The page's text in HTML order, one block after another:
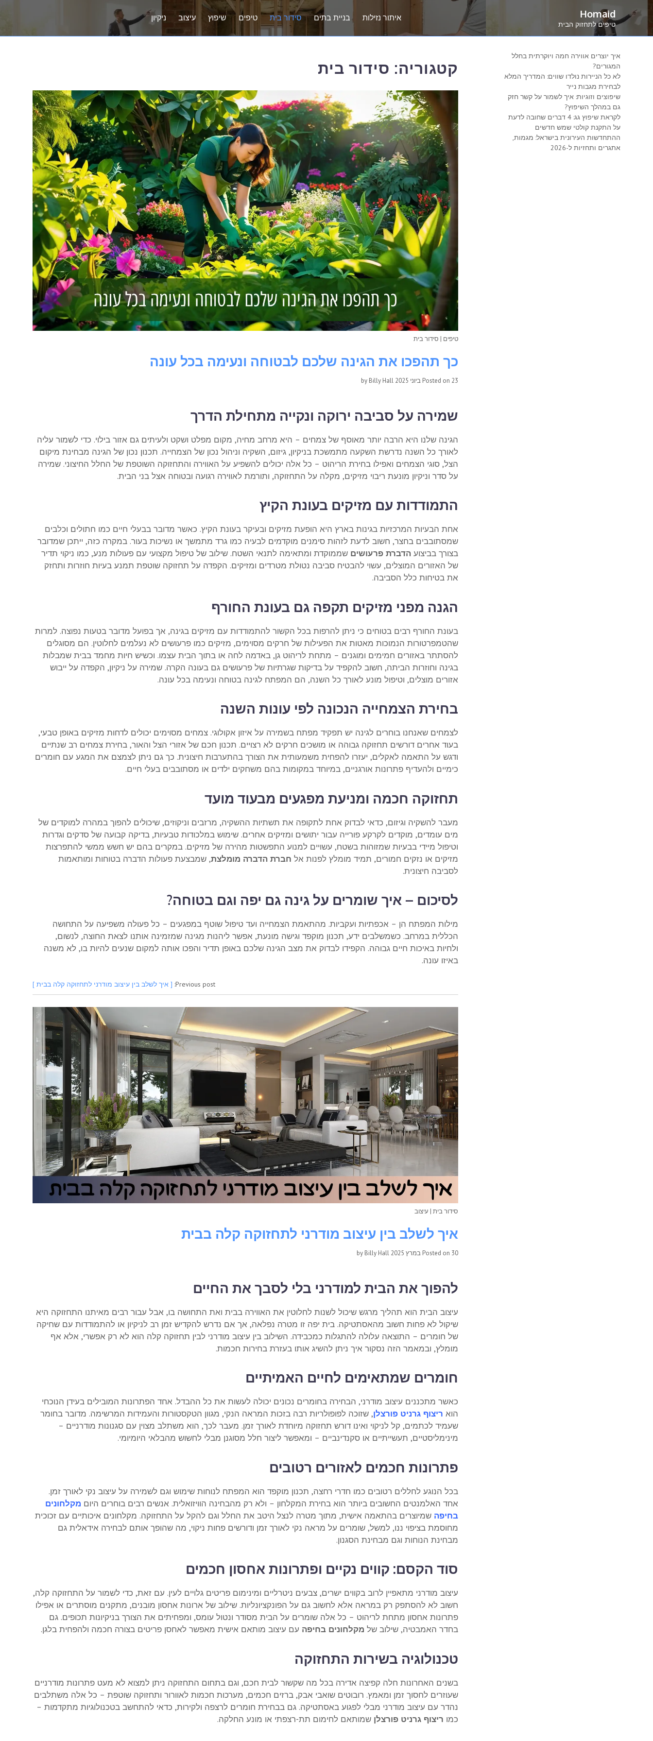
Homaid
טיפים לתחזוק הבית
איתור נזילות בניית בתים סידור בית טיפים שיפוץ עיצוב ניקיון
קטגוריה: סידור בית
טיפים | סידור בית
כך תהפכו את הגינה שלכם לבטוחה ונעימה בכל עונה
Posted on 23 ביוני 2025 Billy Hall
שמירה על סביבה ירוקה ונקייה מתחילת הדרך
הגינה שלנו היא הרבה יותר מאוסף של צמחים – היא מרחב מחיה, מקום מפלט ושקט ולעיתים גם אזור בילוי. כדי לשמור עליה
לאורך כל השנה נדרשת השקעה מתמשכת בניקיון, גיזום, השקיה וניהול נכון של הצמחייה. תכנון נכון של הגינה מבחינת מיקום
הצל, סוגי הצמחים ואפילו בחירת הריהוט – כל אלה יכולים להשפיע על האווירה והתחזוקה השוטפת של החלל החיצוני. שמירה
על סדר וניקיון מונעת ריבוי מזיקים, מקלה על התחזוקה, ותורמת לאווירה רגועה ובטוחה אצל בני הבית.
התמודדות עם מזיקים בעונת הקיץ
אחת הבעיות המרכזיות בגינות בארץ היא הופעת מזיקים ובעיקר בעונת הקיץ. כאשר מדובר בבעלי חיים כמו חתולים וכלבים
שמסתובבים בחצר, חשוב לדעת לזהות סימנים מוקדמים לבעיה כמו גרד מתמשך או נשיכות בעור. במקרה כזה, ייתכן שמדובר
בצורך בביצוע הדברת פרעושים שממוקדת ומתאימה לתנאי השטח. שילוב של טיפול מקצועי עם פעולות מנע, כמו ניקוי תדיר
של האזורים המוצלים, עשוי להבטיח סביבה נטולת מטרדים ומזיקים. הקפדה על תחזוקה שוטפת תמנע בעיות חוזרות ותחזק
את בטיחות כלל הסביבה.
הגנה מפני מזיקים תקפה גם בעונת החורף
בעונת החורף רבים בטוחים כי ניתן להרפות בכל הקשור להתמודדות עם מזיקים בגינה, אך בפועל מדובר בטעות נפוצה. למרות
שהטמפרטורות הנמוכות מאטות את הפעילות של חרקים מסוימים, מזיקים כמו פרעושים לא נעלמים לחלוטין. הם מסוגלים
להסתתר באזורים חמימים ומוגנים – מתחת לריהוט גן, באדמה לחה או בתוך הבית עצמו. וכשיש חיות מחמד בבית שמבלות
בגינה וחוזרות הביתה, חשוב להקפיד על בדיקות שגרתיות של פרעושים גם בעונה הקרה. שמירה על ניקיון, הקפדה על ייבוש
אזורים מוצלים, וטיפול מונע לאורך כל השנה, הם המפתח לגינה בטוחה ונעימה בכל עונה.
בחירת הצמחייה הנכונה לפי עונות השנה
לצמחים שאנחנו בוחרים לגינה יש תפקיד מפתח בשמירה על איזון אקולוגי. צמחים מסוימים יכולים לדחות מזיקים באופן טבעי,
בעוד אחרים דורשים תחזוקה גבוהה או מושכים חרקים לא רצויים. תכנון חכם של אזורי הצל והאור, בחירת צמחים רב שנתיים
ודגש על התאמה לאקלים, יעזרו להפחית משמעותית את הצורך בהתערבות חיצונית. כך גם ניתן לצמצם את המגע עם חומרים
כימיים ולהעדיף פתרונות אורגניים, במיוחד במקומות בהם משחקים ילדים או מסתובבים בעלי חיים.
תחזוקה חכמה ומניעת מפגעים מבעוד מועד
מעבר להשקיה וגיזום, כדאי לבדוק אחת לתקופה את תשתיות ההשקיה, מרזבים וניקוזים, שיכולים להפוך במהרה למוקדים של
מים עומדים, מוקדים לקרקע פורייה עבור יתושים ומזיקים אחרים. שימוש במלכודות טבעיות, בדיקה קבועה של סדקים וגדרות
וטיפול מיידי בבעיות שמזוהות בשטח, עשויים למנוע התפשטות מהירה של מזיקים. במקרים בהם יש חשש ממשי להתפרצות
מזיקים או נזקים חמורים, תמיד מומלץ לפנות אל חברת הדברה מומלצת, שמבצעת פעולות הדברה בטוחות ומותאמות
לסביבה חיצונית.
לסיכום – איך שומרים על גינה גם יפה וגם בטוחה?
מילות המפתח הן – אכפתיות ועקביות. מהתאמת הצמחייה ועד טיפול שוטף במפגעים – כל פעולה משפיעה על התחושה
הכללית במרחב. כשמשלבים ידע, תכנון מוקפד וגישה מונעת, אפשר ליהנות מגינה שמזמינה אותנו לצאת החוצה, לנשום,
ולחיות באיכות חיים גבוהה. הקפידו לבדוק את מצב הגינה שלכם באופן תדיר והפכו אותה למקום שנעים להיות בו, לא משנה
באיזו עונה.
Previous post: [ איך לשלב בין עיצוב מודרני לתחזוקה קלה בבית ]
סידור בית| עיצוב
איך לשלב בין עיצוב מודרני לתחזוקה קלה בבית
Posted on 30 במרץ 2025 Billy Hall
להפוך את הבית למודרני בלי לסבך את החיים
עיצוב הבית הוא תהליך מרגש שיכול לשנות לחלוטין את האווירה בבית ואת התחושה בו, אבל עבור רבים מאיתנו התחזוקה היא
שיקול לא פחות חשוב מהאסתטיקה. בית יפה זו מטרה נפלאה, אך אם נדרש להקדיש זמן רב לניקיון או להתמודדות עם שחיקה
של חומרים – התוצאה עלולה להתגלות כמכבידה. השילוב בין עיצוב מודרני לבין תחזוקה קלה הוא לא רק אפשרי, אלא אף
מומלץ, ובמאמר הזה נסקור איך ניתן להשיג אותו בעזרת בחירות חכמות.
חומרים שמתאימים לחיים האמיתיים
כאשר מתכננים עיצוב מודרני, הבחירה בחומרים נכונים יכולה לעשות את כל ההבדל. אחד הפתרונות המובילים בעידן הנוכחי
הוא ריצוף גרניט פורצלן, שזוכה לפופולריות רבה בזכות המראה הנקי, מגוון הטקסטורות והעמידות המרשימה. מדובר בחומר
שעמיד לכתמים, קל לניקוי ואינו דורש תחזוקה מיוחדת לאורך זמן. מעבר לכך, הוא משתלב מצוין עם סגנונות מודרניים –
מינימליסטיים, תעשייתיים או סקנדינביים – ומאפשר ליצור חלל מסוגנן מבלי לחשוש מהבלאי היומיומי.
פתרונות חכמים לאזורים רטובים
בכל הנוגע לחללים רטובים כמו חדרי רחצה, תכנון מוקפד הוא המפתח לנוחות שימוש וגם לשמירה על עיצוב נקי לאורך זמן.
אחד האלמנטים החשובים ביותר הוא בחירת המקלחון – ולא רק מהבחינה הוויזואלית. אנשים רבים בוחרים היום מקלחונים
בחיפה שמיוצרים בהתאמה אישית, מתוך מטרה לנצל היטב את החלל וגם להקל על התחזוקה. מקלחונים איכותיים עם זכוכית
מחוסמת בציפוי ננו, למשל, שומרים על מראה נקי לאורך זמן ודורשים פחות ניקוי, מה שהופך אותם לבחירה אידאלית גם
מבחינת הנוחות וגם מבחינת הסגנון.
סוד הקסם: קווים נקיים ופתרונות אחסון חכמים
עיצוב מודרני מתאפיין לרוב בקווים ישרים, צבעים ניטרליים ומינימום פריטים גלויים לעין. עם זאת, כדי לשמור על התחזוקה קלה,
חשוב לא להסתפק רק במראה אלא לחשוב גם על הפונקציונליות. שילוב של ארונות אחסון מובנים, מתקנים מוסתרים או אפילו
פתרונות אחסון מתחת לריהוט – כל אלה שומרים על הבית מסודר ונטול עומס, ומפחיתים את הצורך בניקיונות תכופים. גם
בחדר האמבטיה, שילוב של מקלחונים בחיפה עם עיצוב מותאם אישית מאפשר לאחסן פריטים בצורה חכמה ולהפחית בלגן.
טכנולוגיה בשירות התחזוקה
בשנים האחרונות חלה קפיצה אדירה בכל מה שקשור לבית חכם, וגם בתחום התחזוקה ניתן למצוא לא מעט פתרונות מודרניים
שעוזרים לחסוך זמן ומאמץ. רובוטים שואבי אבק, ברזים חכמים, מערכות חכמות לאוורור ותחזוקה שוטפת – כל אלה משתלבים
נהדר עם עיצוב מודרני מבלי לפגוע באסתטיקה. גם בבחירת חומרים לרצפה ולקירות, כדאי להתחשב בטכנולוגיות מתקדמות –
כמו ריצוף גרניט פורצלן שמותאם לחימום תת-רצפתי או מונע החלקה.
איך יוצרים אווירה חמה ויוקרתית בחלל
המגורים?
לא כל הניירות נולדו שווים: המדריך המלא
לבחירת מגבות נייר
שיפוצים וזוגיות: איך לשמור על קשר חזק
גם במהלך השיפוץ?
לקראת שיפוץ גג: 4 דברים שחובה לדעת
על התקנת קולטי שמש חדשים
ההתחדשות העירונית בישראל: מגמות,
אתגרים ותחזיות ל-2026